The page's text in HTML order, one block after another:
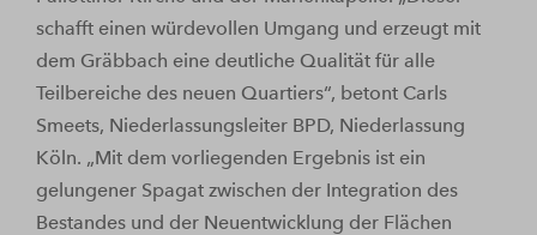
schafft einen würdevollen Umgang und erzeugt mit
dem Gräbbach eine deutliche Qualität für alle
Teilbereiche des neuen Quartiers“, betont Carls
Smeets, Niederlassungsleiter BPD, Niederlassung
Köln. „Mit dem vorliegenden Ergebnis ist ein
gelungener Spagat zwischen der Integration des
Bestandes und der Neuentwicklung der Flächen